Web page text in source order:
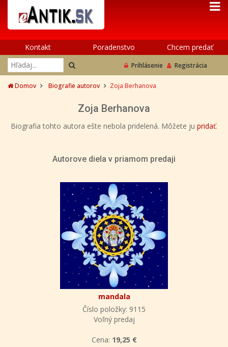
Kontakt Poradenstvo Chcem predať
Prihlásenie Registrácia
Domov Biografie autorov Zoja Berhanova
Zoja Berhanova
Biografia tohto autora ešte nebola pridelená. Môžete ju pridať.
Autorove diela v priamom predaji
mandala
Číslo položky: 9115
Voľný predaj
Cena: 19,25 €